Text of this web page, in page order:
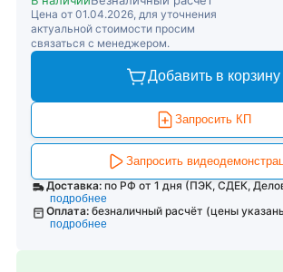
Цена от 01.04.2026, для уточнения
актуальной стоимости просим
связаться с менеджером.
Добавить в корзину
Запросить КП
Запросить
Доставка: по РФ от 1 дня (ПЭК, СДЕК,
подробнее
Оплата: безналичный расчёт (цены
подробнее